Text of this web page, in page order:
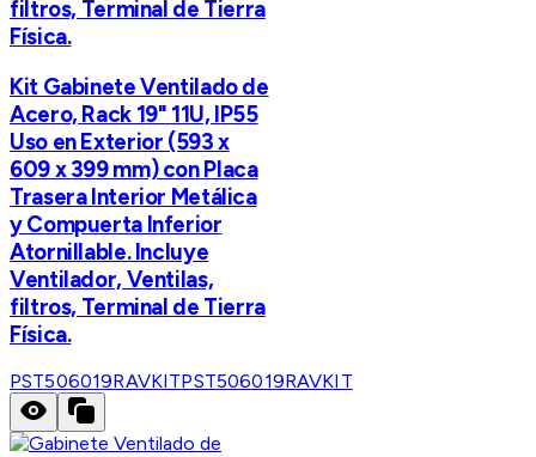
filtros, Terminal de Tierra
Física.
Kit Gabinete Ventilado de
Acero, Rack 19" 11U, IP55
Uso en Exterior (593 x
609 x 399 mm) con Placa
Trasera Interior Metálica
y Compuerta Inferior
Atornillable. Incluye
Ventilador, Ventilas,
filtros, Terminal de Tierra
Física.
PST506019RAVKITPST506019RAVKIT